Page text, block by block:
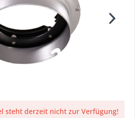
steht derzeit nicht zur Verfügung!